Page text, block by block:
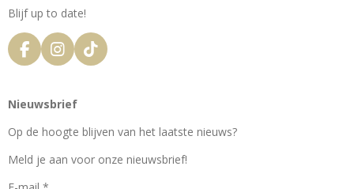
Blijf up to date!
F
a
e
o
k
I
n
t
g
a
T
i
k
Nieuwsbrief
Op de hoogte blijven van het laatste nieuws?
Meld je aan voor onze nieuwsbrief!